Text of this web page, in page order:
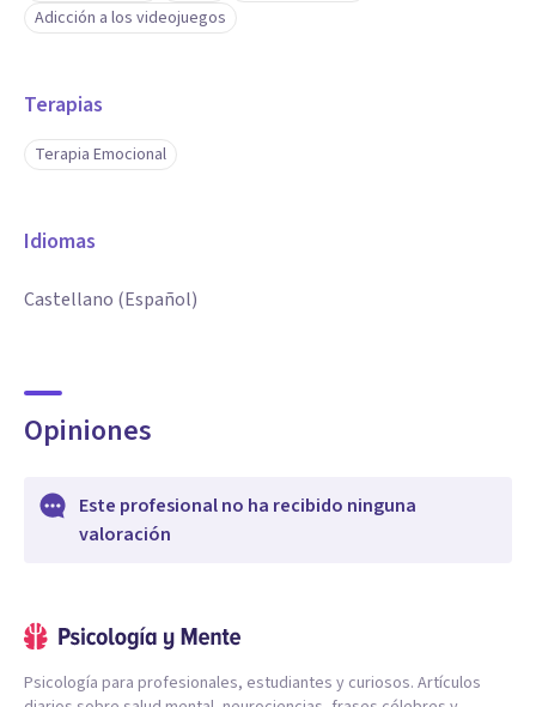
Adicción a los videojuegos
Terapias
Terapia Emocional
Idiomas
Castellano (Español)
Opiniones
Este profesional no ha recibido ninguna
valoración
Psicología para profesionales, estudiantes y curiosos. Artículos